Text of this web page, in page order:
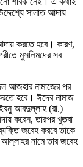
সালাত আদায়
করতে হবে। কারণ,
মুসলিমদের সব
আজহার নামাজের পর
হবে। ঈদের নামাজ
আবদুল্লাহ (রা.)
করেন, তারপর খুতবা
জবেহ করবে তাকে
নামে তার জবেহ